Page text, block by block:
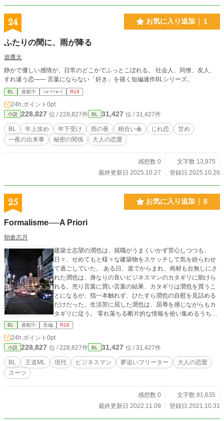
24 お気に入り追加 1
ふたりの間に、雨が降る
遊鷹太
静かで優しい感情が、日常のどこかでふっとこぼれる。 社会人、同僚、友人、
すれ違う恋―― 言葉にならない「好き」を描く短編連作BLシリーズ。
BL 連載中 ｼｮｰﾄｼｮｰﾄ R18
24h.ポイント 0pt
小説 228,827 位 / 228,827件 BL 31,427 位 / 31,427件
BL 年上攻め 年下受け 雨の夜 相合い傘 じれ恋
甘め
一夜の出来事
秘密の関係 大人の恋愛
感想数 0
文字数 13,975
最終更新日 2025.10.27
登録日 2025.10.26
25 お気に入り追加 8
Formalisme──A Priori
朝倉志月
建築士志望の潤也は、就職がうまくいかず苦心しつつも、
日々、せめてもと様々な建築物をスケッチして気を紛らわせ
て過ごしていた。 ある日、道でからまれ、画材も台無しにさ
れた潤也は、身なりの良いビジネスマンのカタギリに助けら
れる。売り言葉に買い言葉の結果、カタギリは潤也を買うこ
とになるが、指一本触れず、ひたすら潤也の自慰を見詰める
だけだった。生活苦に屈した潤也は、屈辱を感じながらもカ
タギリに従う。 零れ落ちる断片的な情報を拾い集めるうち
に、潤也はやがて、少しずつカタギリの胸の内を知ってい
く。
BL 連載中 長編 R18
24h.ポイント 0pt
小説 228,827 位 / 228,827件 BL 31,427 位 / 31,427件
BL 王道ML 現代 ビジネスマン 夢追いフリーター
大人の恋愛
スーツ
感想数 0
文字数 81,635
最終更新日 2022.11.09
登録日 2021.10.31